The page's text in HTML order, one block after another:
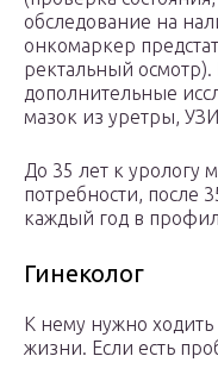
обследование на
онкомаркер
ректальный
дополнительные
мазок из уретры,
До 35 лет к урологу
потребности, после
каждый год в
Гинеколог
К нему нужно ходить
жизни. Если есть